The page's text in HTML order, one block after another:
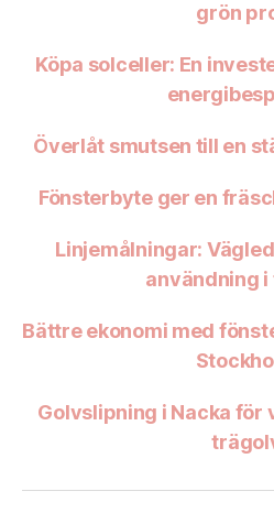
grön
Köpa solceller: En
Överlåt smutsen till en
Fönsterbyte ger en
Linjemålningar:
användning
Bättre ekonomi med
Golvslipning i Nacka för